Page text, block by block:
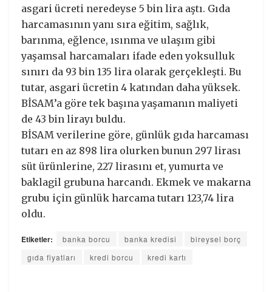
asgari ücreti neredeyse 5 bin lira aştı. Gıda
harcamasının yanı sıra eğitim, sağlık,
barınma, eğlence, ısınma ve ulaşım gibi
yaşamsal harcamaları ifade eden yoksulluk
sınırı da 93 bin 135 lira olarak gerçekleşti. Bu
tutar, asgari ücretin 4 katından daha yüksek.
BİSAM’a göre tek başına yaşamanın maliyeti
de 43 bin lirayı buldu.
BİSAM verilerine göre, günlük gıda harcaması
tutarı en az 898 lira olurken bunun 297 lirası
süt ürünlerine, 227 lirasını et, yumurta ve
baklagil grubuna harcandı. Ekmek ve makarna
grubu için günlük harcama tutarı 123,74 lira
oldu.
Etiketler: banka borcu banka kredisi
bireysel borç
gıda fiyatları
kredi borcu kredi kartı